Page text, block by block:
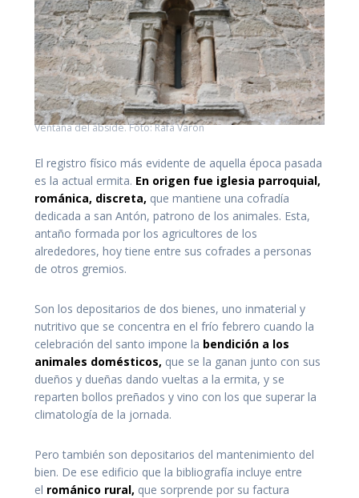
Ventana del ábside. Foto: Rafa Varón
El registro físico más evidente de aquella época pasada
es la actual ermita. En origen fue iglesia parroquial,
románica, discreta, que mantiene una cofradía
dedicada a san Antón, patrono de los animales. Esta,
antaño formada por los agricultores de los
alrededores, hoy tiene entre sus cofrades a personas
de otros gremios.
Son los depositarios de dos bienes, uno inmaterial y
nutritivo que se concentra en el frío febrero cuando la
celebración del santo impone la bendición a los
animales domésticos, que se la ganan junto con sus
dueños y dueñas dando vueltas a la ermita, y se
reparten bollos preñados y vino con los que superar la
climatología de la jornada.
Pero también son depositarios del mantenimiento del
bien. De ese edificio que la bibliografía incluye entre
el románico rural, que sorprende por su factura